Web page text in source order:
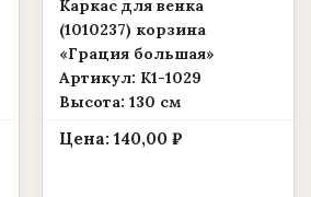
Каркас для венка
(1010237) корзина
«Грация большая»
Артикул: К1-1029
Высота: 130 см
Цена: 140,00 ₽